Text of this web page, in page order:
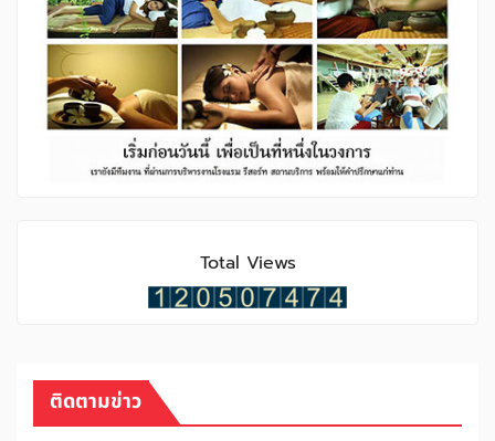
Total Views
ติดตามข่าว